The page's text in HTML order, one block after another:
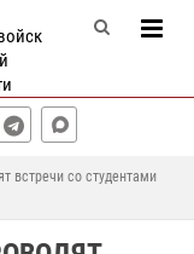
встречи со студентами